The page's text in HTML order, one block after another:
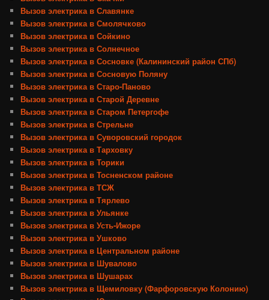
Вызов электрика в Славянке
Вызов электрика в Смолячково
Вызов электрика в Сойкино
Вызов электрика в Солнечное
Вызов электрика в Сосновке (Калининский район СПб)
Вызов электрика в Сосновую Поляну
Вызов электрика в Старо-Паново
Вызов электрика в Старой Деревне
Вызов электрика в Старом Петергофе
Вызов электрика в Стрельне
Вызов электрика в Суворовский городок
Вызов электрика в Тарховку
Вызов электрика в Торики
Вызов электрика в Тосненском районе
Вызов электрика в ТСЖ
Вызов электрика в Тярлево
Вызов электрика в Ульянке
Вызов электрика в Усть-Ижоре
Вызов электрика в Ушково
Вызов электрика в Центральном районе
Вызов электрика в Шувалово
Вызов электрика в Шушарах
Вызов электрика в Щемиловку (Фарфоровскую Колонию)